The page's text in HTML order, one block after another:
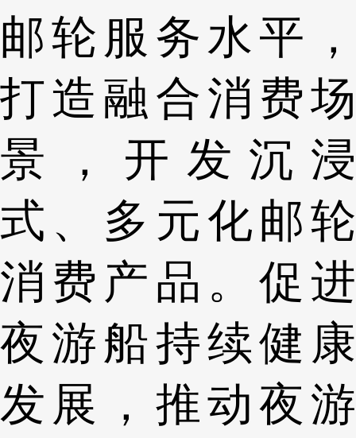
邮轮服务水平，
打造融合消费场
景，开发沉浸
式、多元化邮轮
消费产品。促进
夜游船持续健康
发展，推动夜游